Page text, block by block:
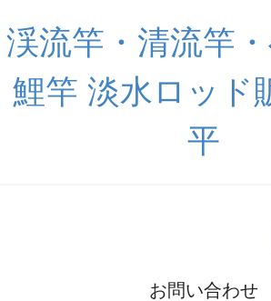
渓流竿・清流竿・
鯉竿 淡水ロッド
平
お問い合わせ